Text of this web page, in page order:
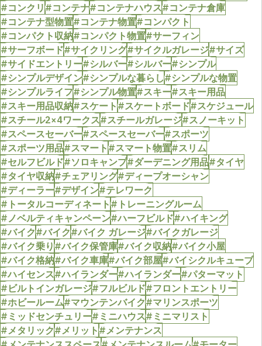
#コンクリ#コンテナ#コンテナハウス#コンテナ倉庫
#コンテナ型物置#コンテナ物置#コンパクト
#コンパクト収納#コンパクト物置#サーフィン
#サーフボード#サイクリング#サイクルガレージ#サイズ
#サイドエントリー#シルバー#シルバー#シンプル
#シンプルデザイン#シンプルな暮らし#シンプルな物置
#シンプルライフ#シンプル物置#スキー#スキー用品
#スキー用品収納#スケート#スケートボード#スケジュール
#スチール2×4ワークス#スチールガレージ#スノーキット
#スペースセーバー#スペースセーバー#スポーツ
#スポーツ用品#スマート#スマート物置#スリム
#セルフビルド#ソロキャンプ#ダーデニング用品#タイヤ
#タイヤ収納#チェアリング#ディープオーシャン
#ディーラー#デザイン#テレワーク
#トータルコーディネート#トレーニングルーム
#ノベルティキャンペーン#ハーフビルド#ハイキング
#バイク#バイク#バイク ガレージ#バイクガレージ
#バイク乗り#バイク保管庫#バイク収納#バイク小屋
#バイク格納#バイク車庫#バイク部屋#バイシクルキューブ
#ハイセンス#ハイランダー#ハイランダー#パターマット
#ビルトインガレージ#フルビルド#フロントエントリー
#ホビールーム#マウンテンバイク#マリンスポーツ
#ミッドセンチュリー#ミニハウス#ミニマリスト
#メタリック#メリット#メンテナンス